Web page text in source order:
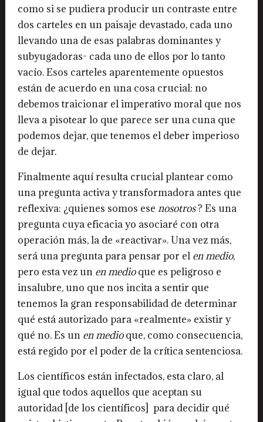
como si se pudiera producir un contraste entre
dos carteles en un paisaje devastado, cada uno
llevando una de esas palabras dominantes y
subyugadoras- cada uno de ellos por lo tanto
vacío. Esos carteles aparentemente opuestos
están de acuerdo en una cosa crucial: no
debemos traicionar el imperativo moral que nos
lleva a pisotear lo que parece ser una cuna que
podemos dejar, que tenemos el deber imperioso
de dejar.
Finalmente aquí resulta crucial plantear como
una pregunta activa y transformadora antes que
reflexiva: ¿quienes somos ese nosotros? Es una
pregunta cuya eficacia yo asociaré con otra
operación más, la de «reactivar». Una vez más,
será una pregunta para pensar por el en medio,
pero esta vez un en medioque es peligroso e
insalubre, uno que nos incita a sentir que
tenemos la gran responsabilidad de determinar
qué está autorizado para «realmente» existir y
qué no. Es unen medioque, como consecuencia,
está regido por el poder de la crítica sentenciosa.
Los científicos están infectados, esta claro, al
igual que todos aquellos que aceptan su
autoridad [de los científicos] para decidir qué